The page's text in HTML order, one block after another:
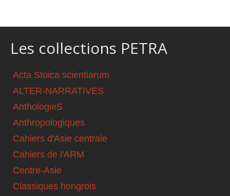
Les collections PETRA
Acta Stoica scientiarum
ALTER-NARRATIVES
AnthologieS
Anthropologiques
Cahiers d'Asie centrale
Cahiers de l'ARM
Centre-Asie
Classiques hongrois